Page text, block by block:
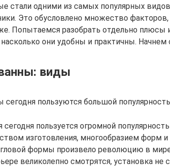
стали одними из самых популярных
Это обусловлено множество
Попытаемся разобрать отдельно плюсы
они удобны и практичны. Начнем
виды
сегодня пользуются большой
сегодня пользуется огромной
изготовления, многообразием форм и
формы произвело революцию в
великолепно смотрятся, установка не